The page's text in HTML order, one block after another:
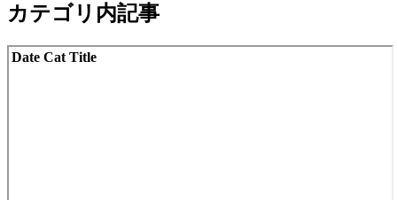
カテゴリ内記事